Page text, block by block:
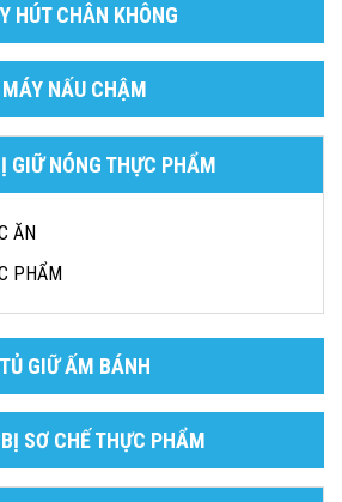
HÚT CHÂN KHÔNG
MÁY NẤU CHẬM
GIỮ NÓNG THỰC PHẨM
ĂN
PHẨM
TỦ GIỮ ẤM BÁNH
SƠ CHẾ THỰC PHẨM